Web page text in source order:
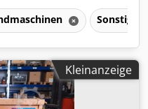
Sonstige
Kleinanzeige